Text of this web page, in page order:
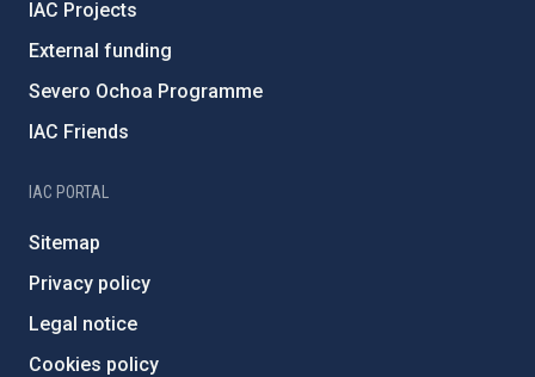
IAC Projects
External funding
Severo Ochoa Programme
IAC Friends
IAC PORTAL
Sitemap
Privacy policy
Legal notice
Cookies policy